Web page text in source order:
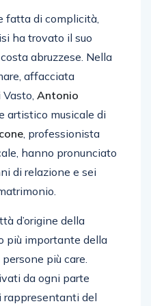
fatta di complicità,
ha trovato il suo
abruzzese. Nella
affacciata
Antonio
artistico musicale di
, professionista
hanno pronunciato
di relazione e sei
d’origine della
più importante della
più care.
da ogni parte
rappresentanti del